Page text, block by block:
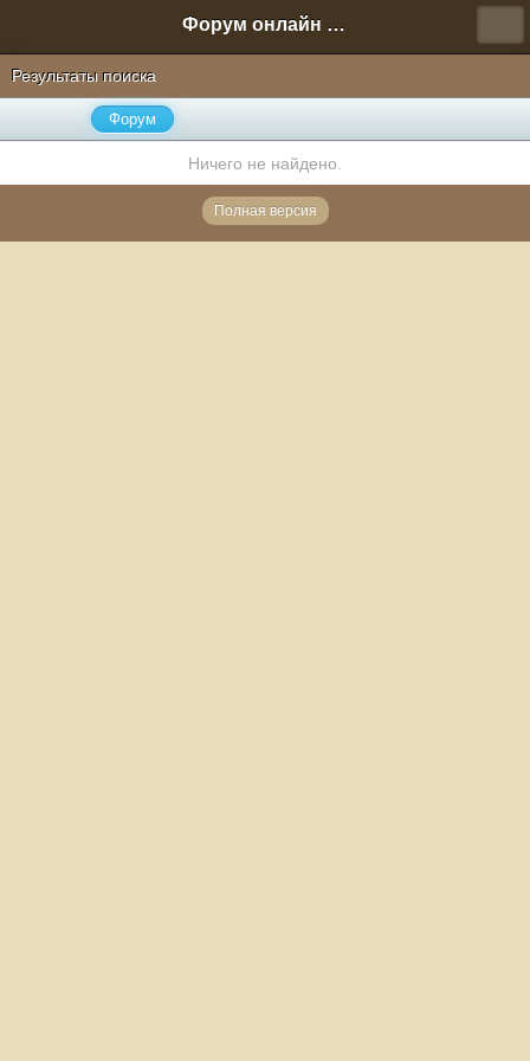
Форум онлайн игры "Новая Эра" (Нюра Биз)
Результаты поиска
Форум
Ничего не найдено.
Полная версия